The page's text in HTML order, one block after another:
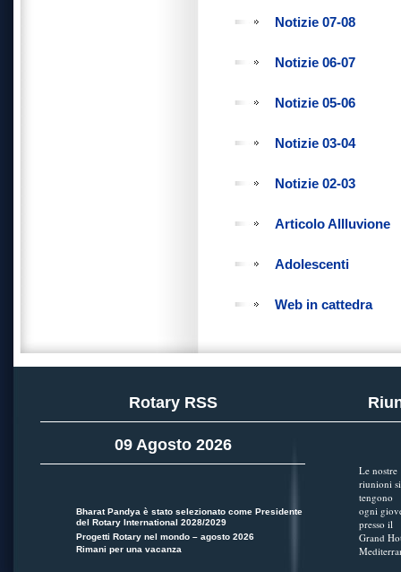
Notizie 07-08
Notizie 06-07
Notizie 05-06
Notizie 03-04
Notizie 02-03
Articolo Allluvione
Adolescenti
Web in cattedra
Rotary RSS
09 Agosto 2026
Bharat Pandya è stato selezionato come Presidente
del Rotary International 2028/2029
Progetti Rotary nel mondo – agosto 2026
Rimani per una vacanza
Le nostre
riunioni si
tengono
ogni
presso il
Grand